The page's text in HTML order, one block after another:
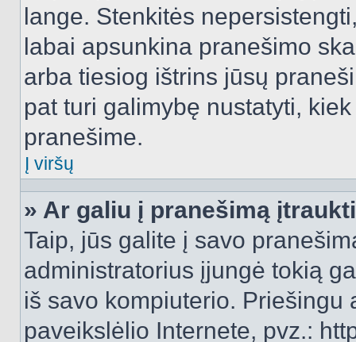
lange. Stenkitės
labai apsunkina pranešimo
arba tiesiog ištrins jūsų
pat turi galimybę nustatyti,
pranešime.
Į viršų
» Ar galiu į pranešimą
Taip, jūs galite į savo
administratorius įjungė tokią
iš savo kompiuterio.
paveikslėlio Internete, pvz.: